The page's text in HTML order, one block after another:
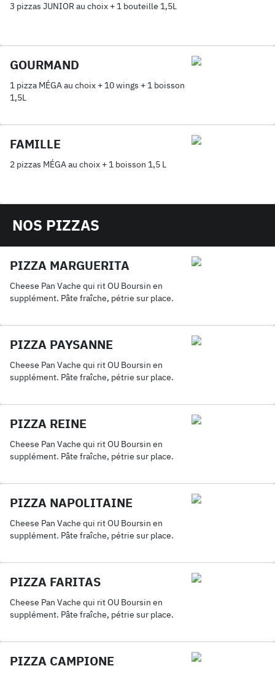
3 pizzas JUNIOR au choix + 1 bouteille 1,5L
GOURMAND
1 pizza MÉGA au choix + 10 wings + 1 boisson
1,5L
FAMILLE
2 pizzas MÉGA au choix + 1 boisson 1,5 L
NOS PIZZAS
PIZZA MARGUERITA
Cheese Pan Vache qui rit OU Boursin en
supplément. Pâte fraîche, pétrie sur place.
PIZZA PAYSANNE
Cheese Pan Vache qui rit OU Boursin en
supplément. Pâte fraîche, pétrie sur place.
PIZZA REINE
Cheese Pan Vache qui rit OU Boursin en
supplément. Pâte fraîche, pétrie sur place.
PIZZA NAPOLITAINE
Cheese Pan Vache qui rit OU Boursin en
supplément. Pâte fraîche, pétrie sur place.
PIZZA FARITAS
Cheese Pan Vache qui rit OU Boursin en
supplément. Pâte fraîche, pétrie sur place.
PIZZA CAMPIONE